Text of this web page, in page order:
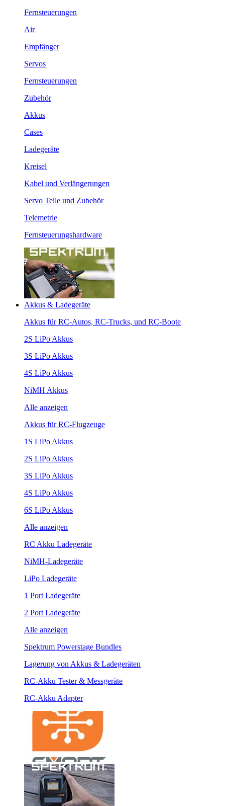
Fernsteuerungen
Air
Empfänger
Servos
Fernsteuerungen
Zubehör
Akkus
Cases
Ladegeräte
Kreisel
Kabel und Verlängerungen
Servo Teile und Zubehör
Telemetrie
Fernsteuerungshardware
Akkus & Ladegeräte
Akkus für RC-Autos, RC-Trucks, und RC-Boote
2S LiPo Akkus
3S LiPo Akkus
4S LiPo Akkus
NiMH Akkus
Alle anzeigen
Akkus für RC-Flugzeuge
1S LiPo Akkus
2S LiPo Akkus
3S LiPo Akkus
4S LiPo Akkus
6S LiPo Akkus
Alle anzeigen
RC Akku Ladegeräte
NiMH-Ladegeräte
LiPo Ladegeräte
1 Port Ladegeräte
2 Port Ladegeräte
Alle anzeigen
Spektrum Powerstage Bundles
Lagerung von Akkus & Ladegeräten
RC-Akku Tester & Messgeräte
RC-Akku Adapter